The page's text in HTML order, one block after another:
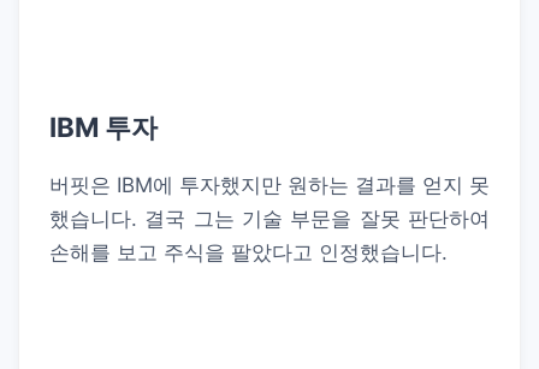
IBM 투자
버핏은 IBM에 투자했지만 원하는 결과를 얻지 못
했습니다. 결국 그는 기술 부문을 잘못 판단하여
손해를 보고 주식을 팔았다고 인정했습니다.